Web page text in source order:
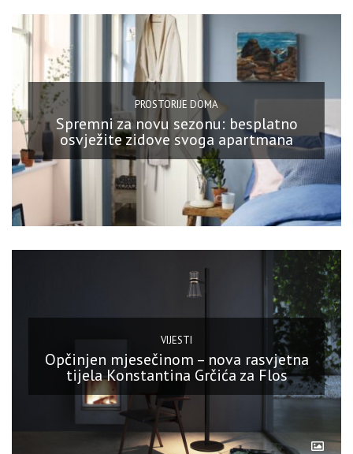
PROSTORIJE DOMA
Spremni za novu sezonu: besplatno
osvježite zidove svoga apartmana
VIJESTI
Opčinjen mjesečinom – nova rasvjetna
tijela Konstantina Grčića za Flos